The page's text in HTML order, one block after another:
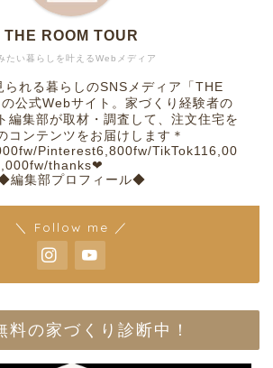
たい暮らしを叶えるWebメディア
THE ROOM TOUR
られる暮らしのSNSメディア「THE
公式Webサイト。家づくり経験者の
編集部が取材・調査して、注文住宅を
コンテンツをお届けします＊
Pinterest6,800fw/TikTok116,00
thanks❤︎
編集部プロフィール◆
＼ Follow me ／
の家づくり診断中！